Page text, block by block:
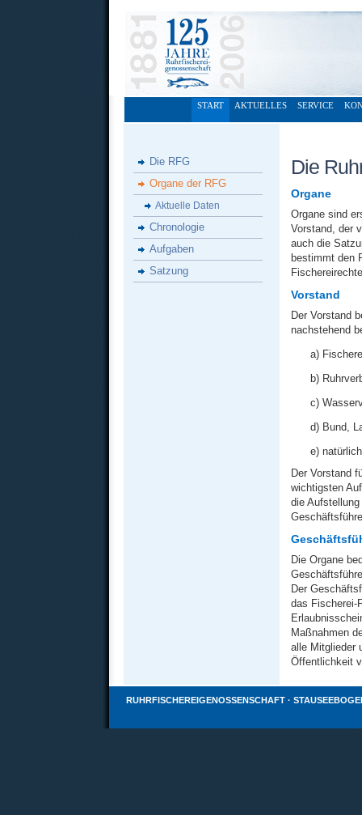
START AKTUELLES SERVICE
Die RFG
Organe der RFG
Aktuelle Daten
Chronologie
Aufgaben
Satzung
Die
Organe
Organe sind
Vorstand, der
auch die
bestimmt den
Vorstand
Der Vorstand
nachstehend
a)
b)
c)
d) Bund,
e)
Der Vorstand
wichtigsten
die
Die Organe
Der
das Fischerei-
Maßnahmen
alle Mitglieder
Öffentlichkeit
RUHRFISCHEREIGENOSSENSCHAFT ·